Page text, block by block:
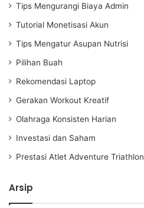
Tips Mengurangi Biaya Admin
Tutorial Monetisasi Akun
Tips Mengatur Asupan Nutrisi
Pilihan Buah
Rekomendasi Laptop
Gerakan Workout Kreatif
Olahraga Konsisten Harian
Investasi dan Saham
Prestasi Atlet Adventure Triathlon
Arsip